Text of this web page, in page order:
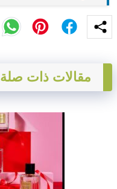
مقالات ذات صلة